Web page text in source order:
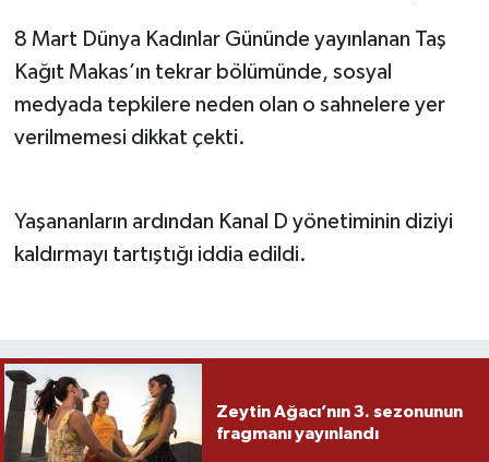
8 Mart Dünya Kadınlar Gününde yayınlanan Taş
Kağıt Makas’ın tekrar bölümünde, sosyal
medyada tepkilere neden olan o sahnelere yer
verilmemesi dikkat çekti.
Yaşananların ardından Kanal D yönetiminin diziyi
kaldırmayı tartıştığı iddia edildi.
Zeytin Ağacı’nın 3. sezonunun
fragmanı yayınlandı